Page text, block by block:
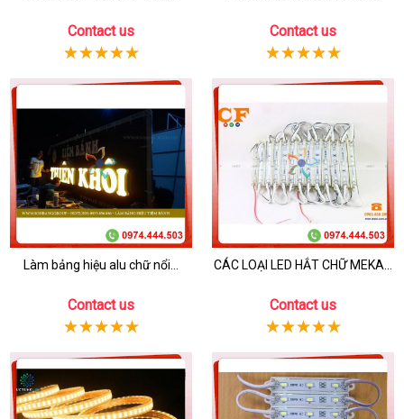
Contact us Contact us
Làm bảng hiệu alu chữ nổi...
Contact us
CÁC LOẠI LED HẮT CHỮ MEKA...
Contact us